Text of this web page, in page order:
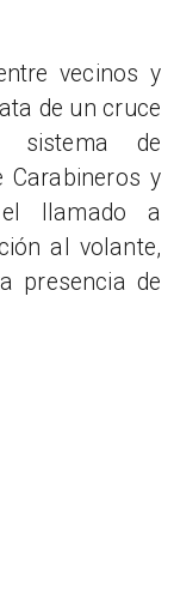
vecinos y
de un cruce
sistema de
Carabineros y
el llamado a
al volante,
presencia de